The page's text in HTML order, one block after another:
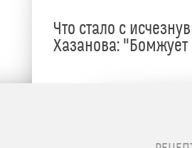
Что стало с
Хазанова: